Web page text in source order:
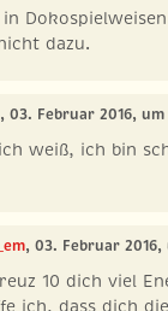
dazu.
, 03. Februar 2016, um
weiß, ich bin
, 03. Februar 2016,
10 dich viel
ich, dass dich